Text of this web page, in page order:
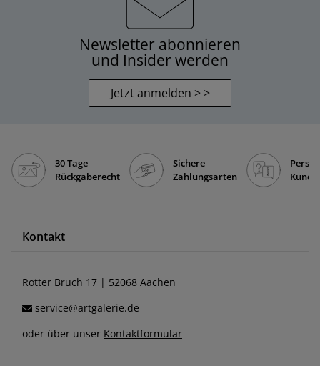
Newsletter abonnieren
und Insider werden
Jetzt anmelden > >
30 Tage
Rückgaberecht
Sichere
Zahlungsarten
Kontakt
Rotter Bruch 17 | 52068 Aachen
service@artgalerie.de
oder über unser Kontaktformular